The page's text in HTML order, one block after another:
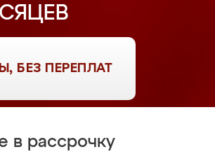
БЕЗ ПЕРЕПЛАТ
в рассрочку